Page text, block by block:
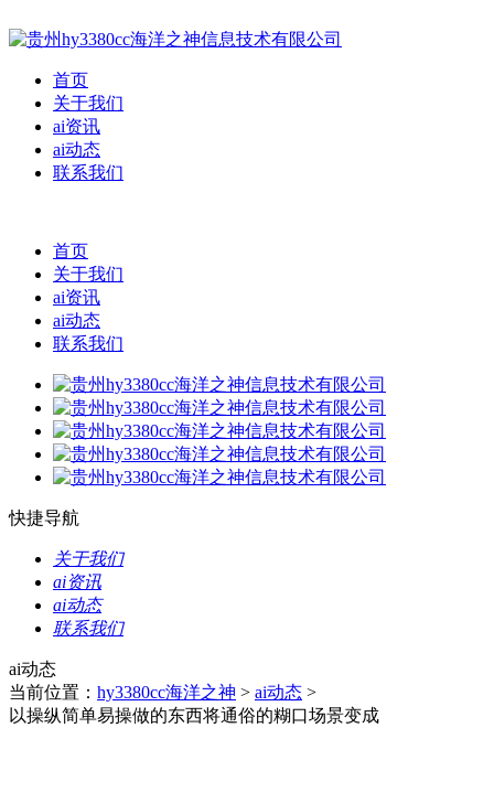
首页
关于我们
ai资讯
ai动态
联系我们
首页
关于我们
ai资讯
ai动态
联系我们
快捷导航
关于我们
ai资讯
ai动态
联系我们
ai动态
当前位置： hy3380cc海洋之神 > ai动态 >
以操纵简单易操做的东西将通俗的糊口场景变成